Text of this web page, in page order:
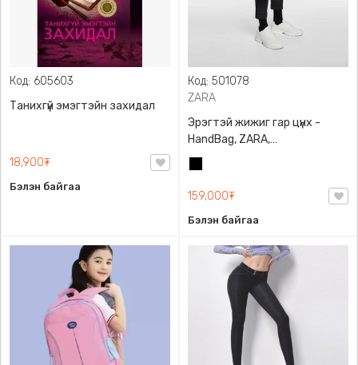
Код: 605603
Танихгүй эмэгтэйн захидал
18,900₮
Бэлэн байгаа
Код: 501078
ZARA
Эрэгтэй жижиг гар цүнх -
HandBag, ZARA,
3720/005/040, PU арьс
159,000₮
Бэлэн байгаа